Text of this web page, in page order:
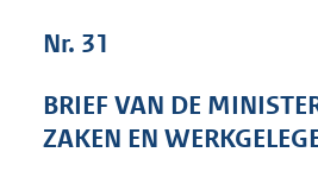
Nr. 31
BRIEF VAN DE
ZAKEN EN